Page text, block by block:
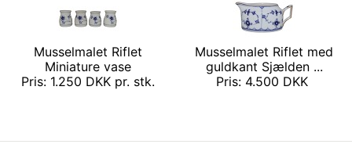
Musselmalet Riflet
Miniature vase
Pris: 1.250 DKK pr. stk.
Musselmalet Riflet med
guldkant Sjælden ...
Pris: 4.500 DKK